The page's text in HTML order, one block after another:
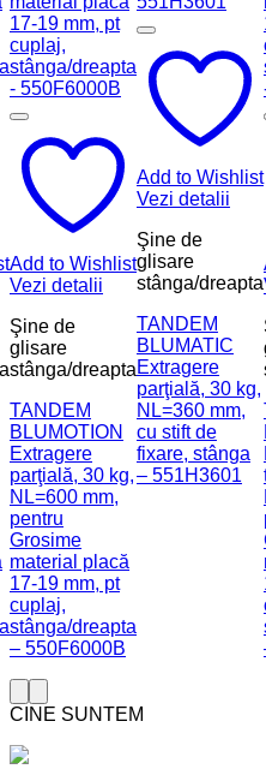
Add to Wishlist
Vezi detalii
Şine de
glisare
stânga/dreapta
TANDEM
BLUMOTION
Extragere
parţială, 30 kg,
NL=600 mm,
pentru
Grosime
material placă
17-19 mm, pt
cuplaj,
stânga/dreapta
– 550F6000B
Add to Wishlist
Vezi detalii
Şine de
glisare
stânga/dreapta
TANDEM
BLUMATIC
Extragere
parţială, 30 kg,
NL=360 mm,
cu stift de
fixare, stânga
– 551H3601
CINE SUNTEM